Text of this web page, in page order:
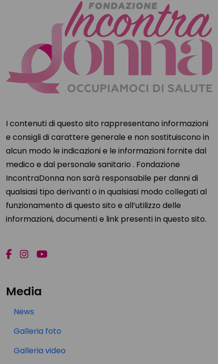
I contenuti di questo sito rappresentano informazioni
e consigli di carattere generale e non sostituiscono in
alcun modo le indicazioni e le informazioni fornite dal
medico e dal personale sanitario . Fondazione
IncontraDonna non sarà responsabile per danni di
qualsiasi tipo derivanti o in qualsiasi modo collegati al
funzionamento di questo sito e all’utilizzo delle
informazioni, documenti e link presenti in questo sito.
Media
News
Galleria foto
Galleria video